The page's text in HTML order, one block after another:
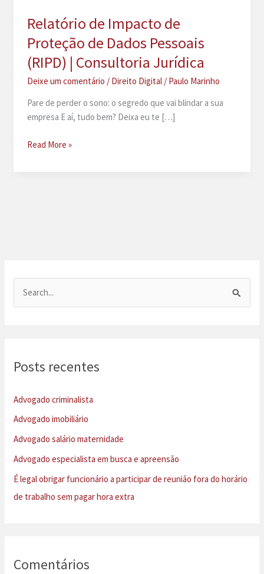
Relatório de Impacto de
Proteção de Dados Pessoais
(RIPD) | Consultoria Jurídica
Deixe um comentário / Direito Digital/ Paulo Marinho
Pare de perder o sono: o segredo que vai blindar a sua
empresa E aí, tudo bem? Deixa eu te […]
Relatório
Jurídica
Read More »
i
p
o
r
:
Posts recentes
Advogado criminalista
Advogado imobiliário
Advogado salário maternidade
Advogado especialista em busca e apreensão
É legal obrigar funcionário a participar de reunião fora do horário
de trabalho sem pagar hora extra
Comentários